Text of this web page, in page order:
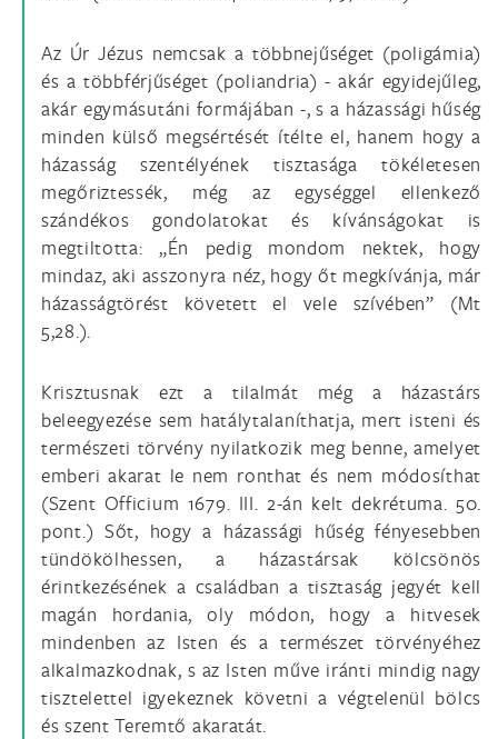
Az Úr Jézus nemcsak a többnejűséget (poligámia)
és a többférjűséget (poliandria) - akár egyidejűleg,
akár egymásutáni formájában -, s a házassági hűség
minden külső megsértését ítélte el, hanem hogy a
házasság szentélyének tisztasága tökéletesen
megőriztessék, még az egységgel ellenkező
szándékos gondolatokat és kívánságokat is
megtiltotta: „Én pedig mondom nektek, hogy
mindaz, aki asszonyra néz, hogy őt megkívánja, már
házasságtörést követett el vele szívében” (Mt
5,28.).
Krisztusnak ezt a tilalmát még a házastárs
beleegyezése sem hatálytalaníthatja, mert isteni és
természeti törvény nyilatkozik meg benne, amelyet
emberi akarat le nem ronthat és nem módosíthat
(Szent Officium 1679. III. 2-án kelt dekrétuma. 50.
pont.) Sőt, hogy a házassági hűség fényesebben
tündökölhessen, a házastársak kölcsönös
érintkezésének a családban a tisztaság jegyét kell
magán hordania, oly módon, hogy a hitvesek
mindenben az Isten és a természet törvényéhez
alkalmazkodnak, s az Isten műve iránti mindig nagy
tisztelettel igyekeznek követni a végtelenül bölcs
és szent Teremtő akaratát.